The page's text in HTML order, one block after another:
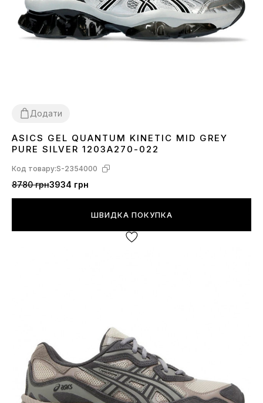
Додати
36 37383940 41 424344 45
ASICS GEL QUANTUM KINETIC MID GREY
PURE SILVER 1203A270-022
Код товару:S-2354000
8780 грн3934 грн
ШВИДКА ПОКУПКА